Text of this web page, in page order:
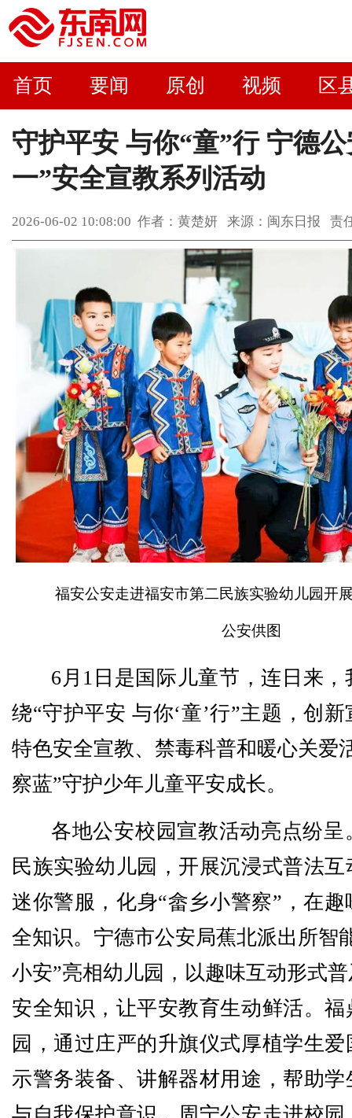
首页 要闻 原创 视频 区
守护平安 与你“童”行 宁德
一”安全宣教系列活动
2026-06-02 10:08:00 作者：黄楚妍 来源：闽东日报 责
福安公安走进福安市第二民族实验幼儿园开
公安供图
6月1日是国际儿童节，连日来
绕“守护平安 与你‘童’行”主题，创
特色安全宣教、禁毒科普和暖心关爱
察蓝”守护少年儿童平安成长。
各地公安校园宣教活动亮点纷呈
民族实验幼儿园，开展沉浸式普法
迷你警服，化身“畲乡小警察”，在
全知识。宁德市公安局蕉北派出所智
小安”亮相幼儿园，以趣味互动形式
安全知识，让平安教育生动鲜活。
园，通过庄严的升旗仪式厚植学生
示警务装备、讲解器材用途，帮助